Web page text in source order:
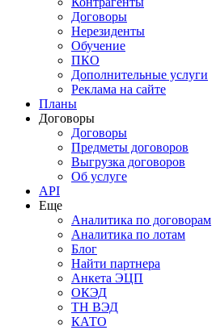
Договоры
Нерезиденты
Обучение
ПКО
Дополнительные услуги
Реклама на сайте
Планы
Договоры
Договоры
Предметы договоров
Выгрузка договоров
Об услуге
API
Еще
Аналитика по договорам
Аналитика по лотам
Блог
Найти партнера
Анкета ЭЦП
ОКЭД
ТН ВЭД
КАТО